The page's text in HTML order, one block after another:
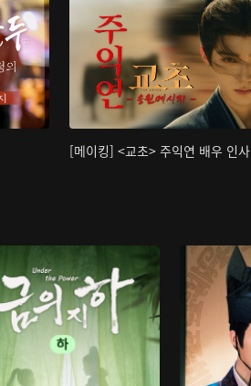
[메이킹] <교초> 주익연 배우 인사